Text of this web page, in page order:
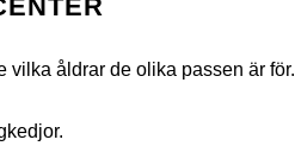
vilka åldrar de olika passen är för.